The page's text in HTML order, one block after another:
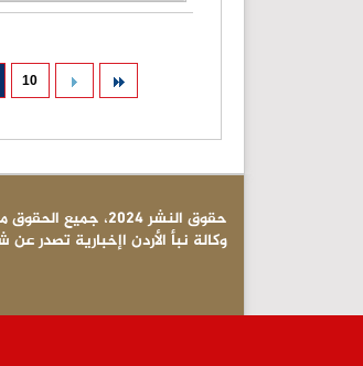
10
© حقوق النشر 2024، جميع الحقوق محفوظة | نبأ الأردن
وكالة نبأ الأردن اإخبارية تصدر